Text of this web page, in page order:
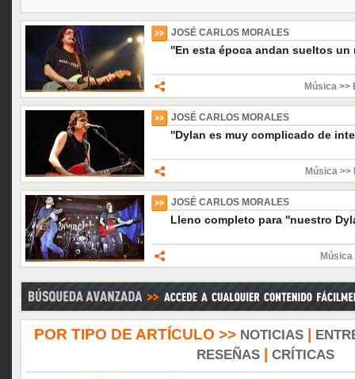
JOSÉ CARLOS MORALES
''En esta época andan sueltos un
Música >>
JOSÉ CARLOS MORALES
''Dylan es muy complicado de
Música
JOSÉ CARLOS MORALES
Lleno completo para ''nuestro
POR TIPO DE ARTÍCULO >> NOTICIAS|
RESEÑAS| CRÍTICAS